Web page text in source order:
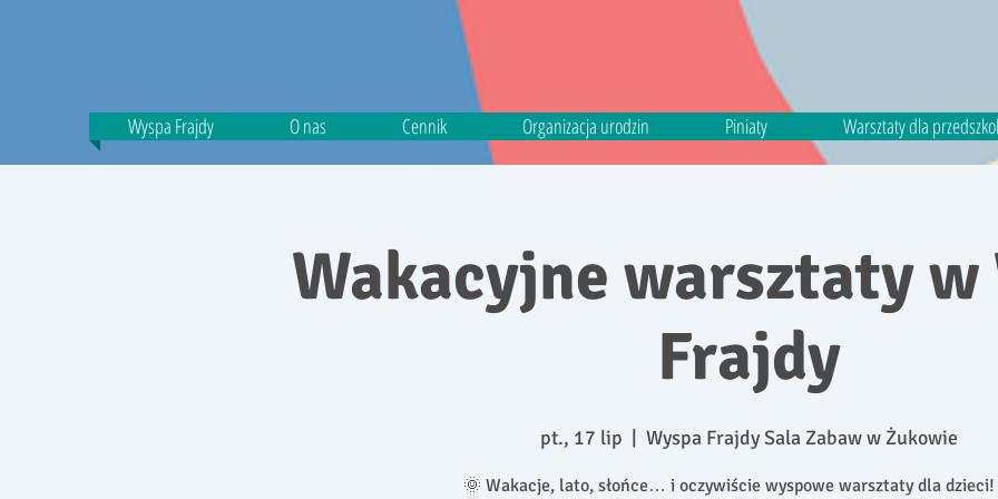
Wyspa Frajdy O nas Cennik Organizacja urodzin Piniaty Warsztaty dla
Wakacyjne warsztaty w
Frajdy
pt., 17 lip Wyspa Frajdy Sala Zabaw w Żukowie
🌞 Wakacje, lato, słońce… i oczywiście wyspowe warsztaty dla